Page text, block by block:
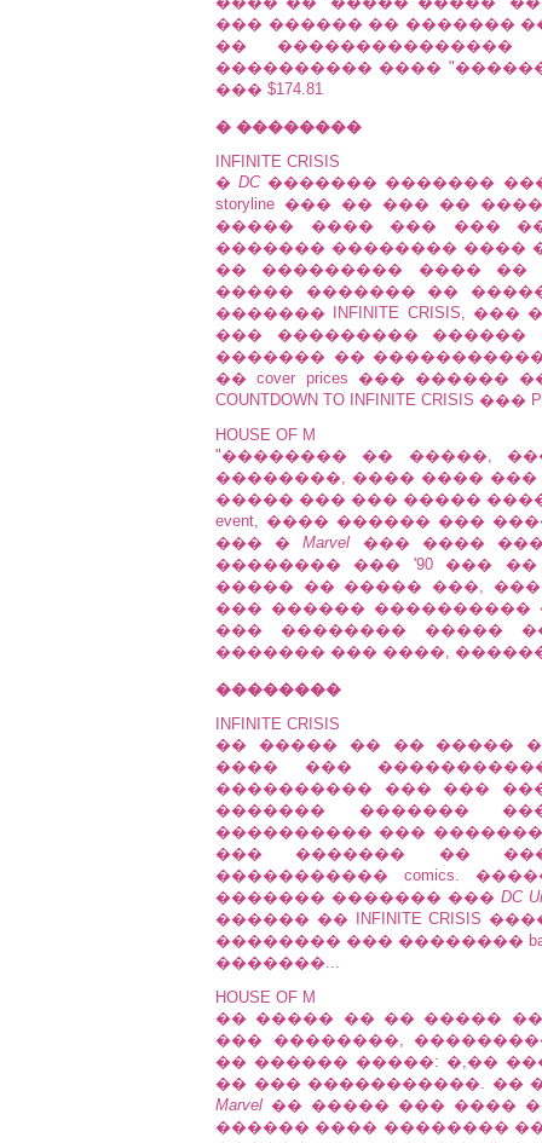
��� ������ �� �������
�� ���������������
���������� ����
��� $174.81
� ��������
INFINITE CRISIS
�DC������� �������
storyline ��� �� ��� ��
����� ���� ��� ���
������� �������� ����
�� ��������� ���� ��
����� ������� ��
������� INFINITE CRISIS,
��� ��������� ������
������� ��
�� cover prices ���
COUNTDOWN TO INFINITE CRISIS ���
HOUSE OF M
"�������� �� �����, ���
��������, ���� ���� ���
����� ��� ��� �����
event, ���� ������ ���
��� �Marvel ��� ����
�������� ��� '90 ���
����� �� ����� ���,
��� ������ ����������
��� �������� �����
������� ��� ����,
��������
INFINITE CRISIS
�� ����� �� �� �����
���� ���
���������� ��� ���
������� �������
���������� ���
��� ������� ��
����������� comics.
������� ������� ��� DC
������ �� INFINITE
�������� ��� ��������
�������...
HOUSE OF M
�� ����� �� �� �����
��� ��������,
�� ������ �����: �,��
�� ��� �����������. ��
Marvel �� ����� ��� ����
������ ���� ��������